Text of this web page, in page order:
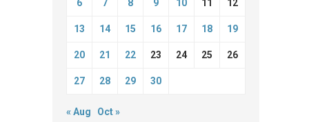
6 7 8 9 10 11 12
13 14 15 16 17 18 19
20 21 22 23 24 25 26
27 28 29 30
« Aug Oct »